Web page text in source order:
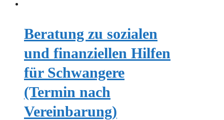
Beratung zu sozialen
und finanziellen Hilfen
für Schwangere
(Termin nach
Vereinbarung)